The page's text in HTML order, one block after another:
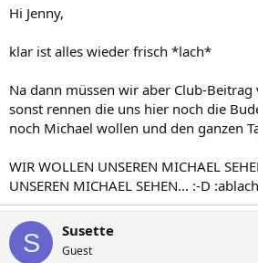
Hi Jenny,
klar ist alles wieder frisch *lach*
Na dann müssen wir aber Club-Beitrag
sonst rennen die uns hier noch die
noch Michael wollen und den ganzen
WIR WOLLEN UNSEREN MICHAEL
UNSEREN MICHAEL SEHEN... :-D
S Susette
Guest